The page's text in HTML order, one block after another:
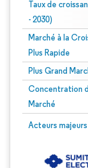
Taux de
- 2030)
Marché à la
Plus Rapide
Plus Grand
Concentration
Marché
Acteurs majeurs
Image © Mordor